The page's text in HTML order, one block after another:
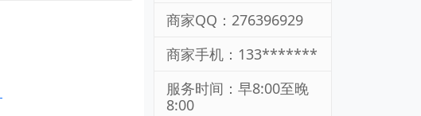
商家QQ：276396929
商家手机：133*******
服务时间：早8:00至晚
8:00